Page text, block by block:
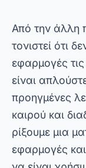
να είναι
1. Deeper:
τηλέφωνα
Το Deeper
εφαρμογές
ραντάρ
έναν
ρίχνετε στο